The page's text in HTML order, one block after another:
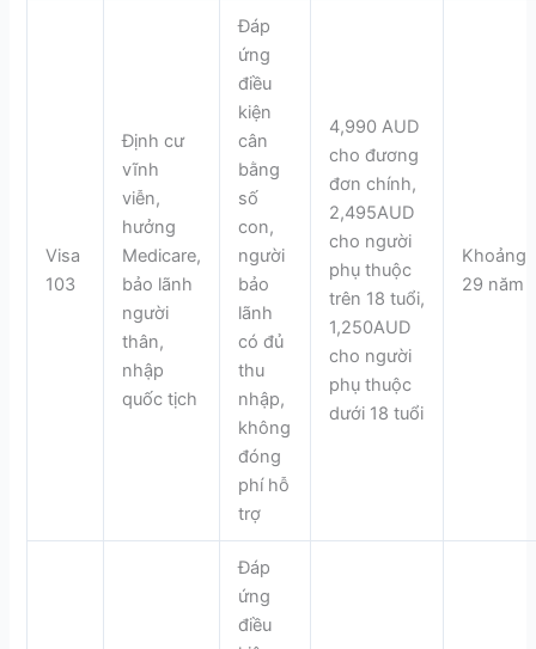
Visa
103
Định cư
vĩnh
viễn,
hưởng
Medicare,
bảo lãnh
người
thân,
nhập
quốc tịch
Đáp
ứng
điều
kiện
cân
bằng
số
con,
người
bảo
lãnh
có đủ
thu
nhập,
không
đóng
phí hỗ
trợ
4,990 AUD
cho đương
đơn chính,
2,495AUD
cho người
phụ thuộc
trên 18 tuổi,
1,250AUD
cho người
phụ thuộc
dưới 18 tuổi
Khoảng
29 năm
Đáp
ứng
điều